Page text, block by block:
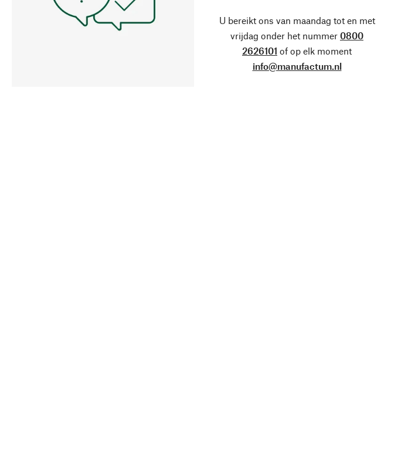
U bereikt ons van maandag tot en met
vrijdag onder het nummer 0800
2626101 of op elk moment
info@manufactum.nl